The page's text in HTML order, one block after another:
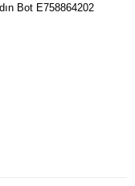
Bot E758864202